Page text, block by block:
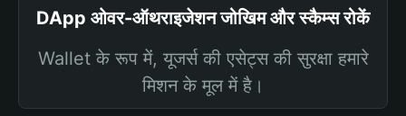
DApp ओवर-ऑथराइजेशन जोखिम और स्कैम्स रोकें
Wallet के रूप में, यूजर्स की एसेट्स की सुरक्षा हमारे
मिशन के मूल में है।